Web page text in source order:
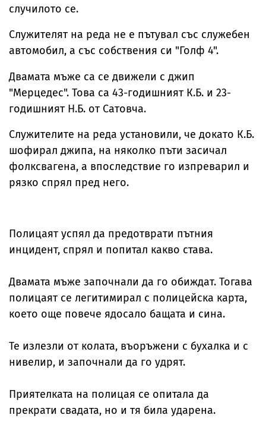
случилото се.
Служителят на реда не е пътувал със служебен
автомобил, а със собствения си "Голф 4".
Двамата мъже са се движели с джип
"Мерцедес". Това са 43-годишният К.Б. и 23-
годишният Н.Б. от Сатовча.
Служителите на реда установили, че докато К.Б.
шофирал джипа, на няколко пъти засичал
фолксвагена, а впоследствие го изпреварил и
рязко спрял пред него.
Полицаят успял да предотврати пътния
инцидент, спрял и попитал какво става.
Двамата мъже започнали да го обиждат. Тогава
полицаят се легитимирал с полицейска карта,
което още повече ядосало бащата и сина.
Те излезли от колата, въоръжени с бухалка и с
нивелир, и започнали да го удрят.
Приятелката на полицая се опитала да
прекрати свадата, но и тя била ударена.